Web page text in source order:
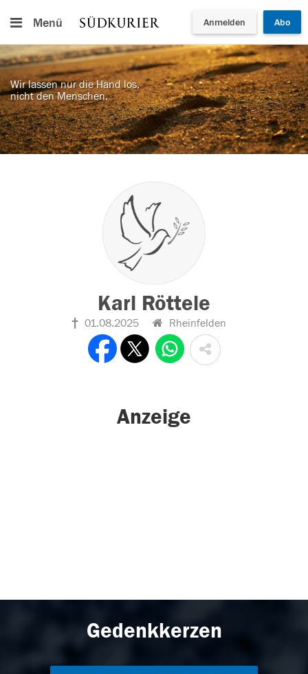
Menü Anmelden Abo
Wir lassen nur die Hand los,
nicht den Menschen.
Karl Röttele
01.08.2025 Rheinfelden
Anzeige
Gedenkkerzen